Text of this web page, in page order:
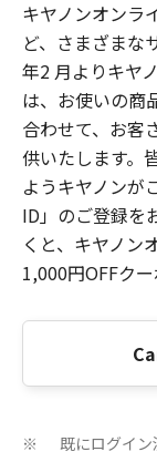
キヤノンオンラ
ど、さまざまな
年2 月よりキヤ
は、お使いの商
合わせて、お客
供いたします。
ようキヤノンが
ID」のご登録を
くと、キヤノン
1,000円OFFク
※ 既にログイン